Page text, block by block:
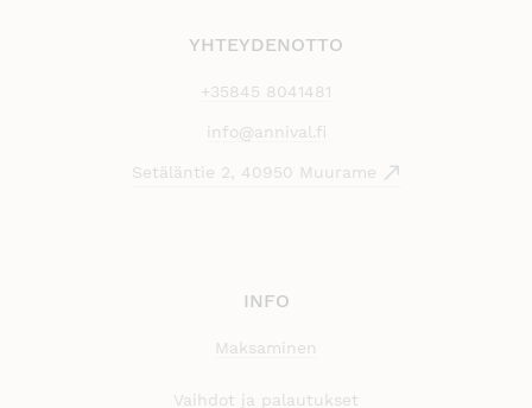
YHTEYDENOTTO
+35845 8041481
info@annival.fi
Setäläntie 2, 40950 Muurame
INFO
Maksaminen
Vaihdot ja palautukset